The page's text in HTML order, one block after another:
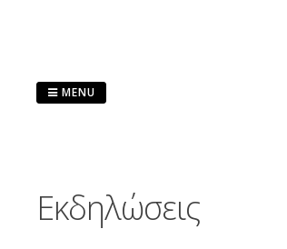
MENU
Εκδηλώσεις